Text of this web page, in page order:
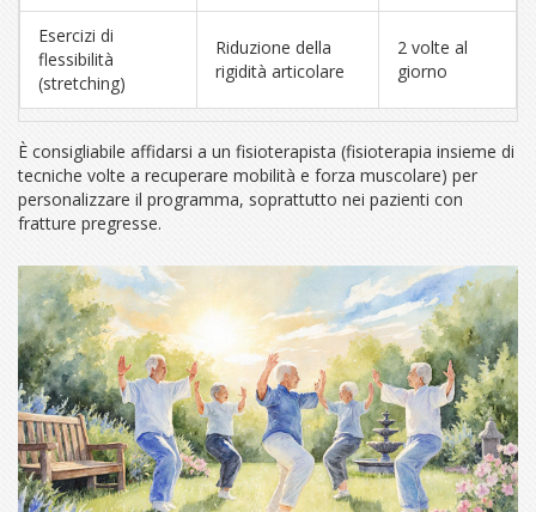
Esercizi di
flessibilità
(stretching)
Riduzione della
rigidità articolare
2 volte al
giorno
È consigliabile affidarsi a un fisioterapista (fisioterapia insieme di
tecniche volte a recuperare mobilità e forza muscolare) per
personalizzare il programma, soprattutto nei pazienti con
fratture pregresse.